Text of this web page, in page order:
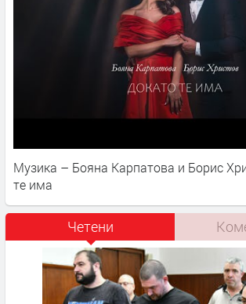
Музика – Бояна Карпатова и Борис
те има
Четени